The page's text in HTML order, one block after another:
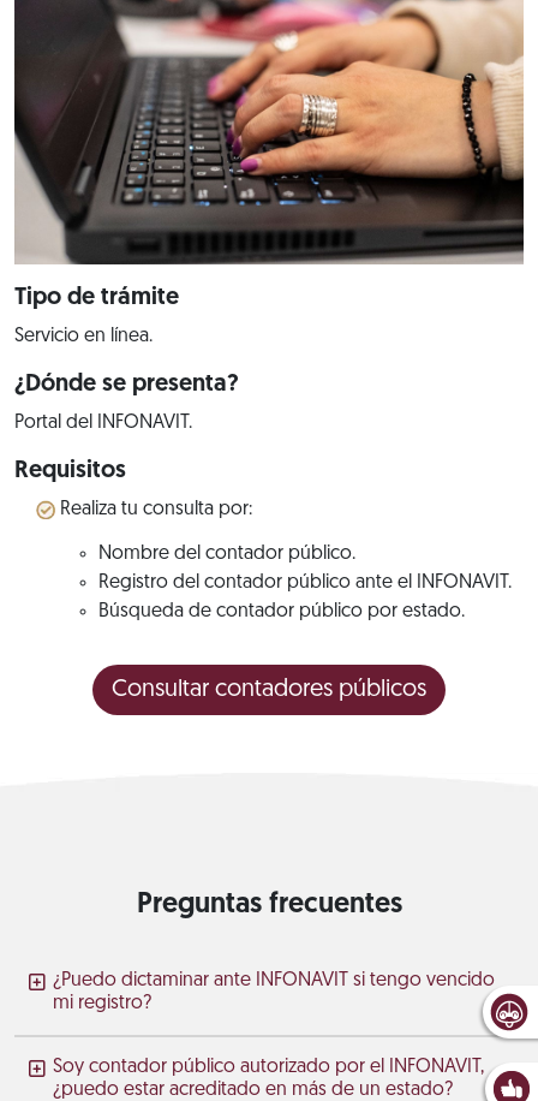
Tipo de trámite
Servicio en línea.
¿Dónde se presenta?
Portal del INFONAVIT.
Requisitos
Realiza tu consulta por:
Nombre del contador público.
Registro del contador público ante el INFONAVIT.
Búsqueda de contador público por estado.
Consultar contadores públicos
Preguntas frecuentes
¿Puedo dictaminar ante INFONAVIT si tengo vencido
mi registro?
Soy contador público autorizado por el INFONAVIT,
¿puedo estar acreditado en más de un estado?